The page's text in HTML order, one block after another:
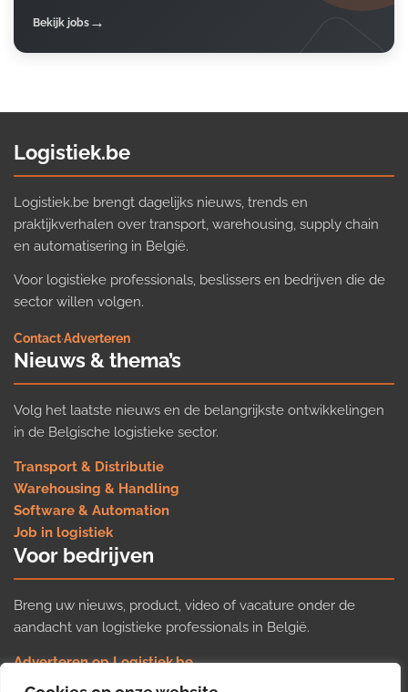
Bekijk jobs
Logistiek.be
Logistiek.be brengt dagelijks nieuws, trends en
praktijkverhalen over transport, warehousing, supply chain
en automatisering in België.
Voor logistieke professionals, beslissers en bedrijven die de
sector willen volgen.
Contact·Adverteren
Nieuws & thema’s
Volg het laatste nieuws en de belangrijkste ontwikkelingen
in de Belgische logistieke sector.
Transport & Distributie
Warehousing & Handling
Software & Automation
Job in logistiek
Voor bedrijven
Breng uw nieuws, product, video of vacature onder de
aandacht van logistieke professionals in België.
Adverteren op Logistiek.be
Nieuws insturen